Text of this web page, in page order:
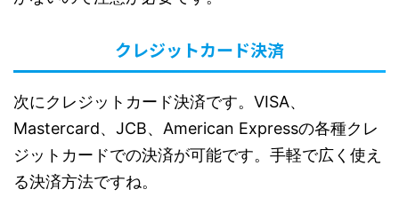
クレジットカード決済
次にクレジットカード決済です。VISA、
Mastercard、JCB、American Expressの各種クレ
ジットカードでの決済が可能です。手軽で広く使え
る決済方法ですね。